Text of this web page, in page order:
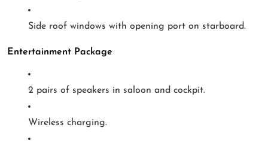
Side roof windows with opening port on starboard.
Entertainment Package
2 pairs of speakers in saloon and cockpit.
Wireless charging.